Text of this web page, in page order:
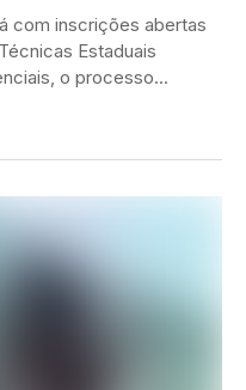
com inscrições abertas
Estaduais
o processo...